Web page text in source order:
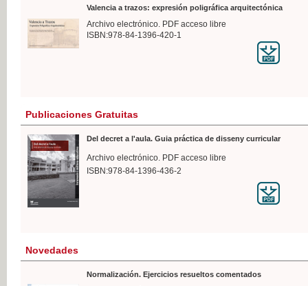
Valencia a trazos: expresión poligráfica arquitectónica
Archivo electrónico. PDF acceso libre
ISBN:978-84-1396-420-1
Publicaciones Gratuitas
Del decret a l'aula. Guia práctica de disseny curricular
Archivo electrónico. PDF acceso libre
ISBN:978-84-1396-436-2
Novedades
Normalización. Ejercicios resueltos comentados